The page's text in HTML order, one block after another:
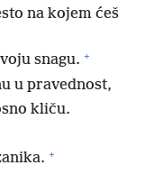
na kojem ćeš
snagu. +
u pravednost,
kliču.
+